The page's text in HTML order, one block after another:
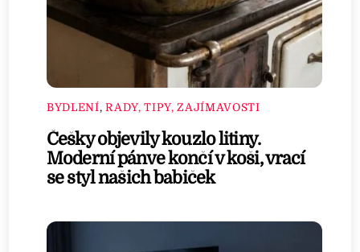
BYDLENÍ,RADY, TIPY, ZAJÍMAVOSTI
Češky objevily kouzlo litiny.
Moderní pánve končí v koši, vrací
se styl našich babiček